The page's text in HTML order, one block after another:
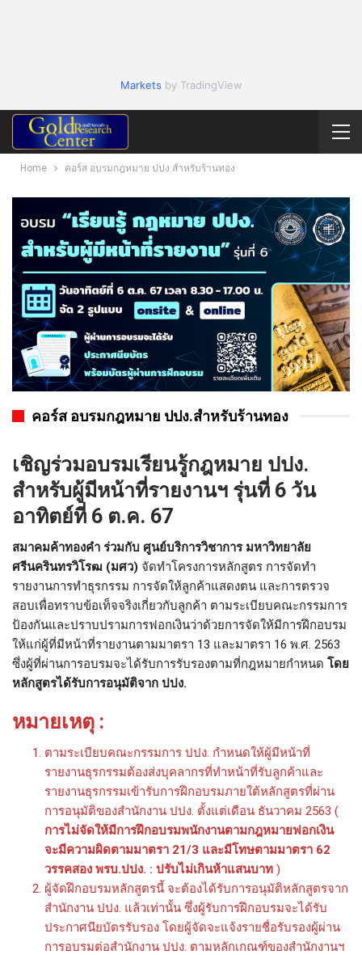
Markets by TradingView
Home คอร์ส อบรมกฎหมาย ปปง.สำหรับร้านทอง
คอร์ส อบรมกฎหมาย ปปง.สำหรับร้านทอง
เชิญร่วมอบรมเรียนรู้กฎหมาย ปปง.
สำหรับผู้มีหน้าที่รายงานฯ รุ่นที่ 6 วัน
อาทิตย์ที่ 6 ต.ค. 67
สมาคมค้าทองคำ ร่วมกับ ศูนย์บริการวิชาการ มหาวิทยาลัย
ศรีนครินทรวิโรฒ (มศว) จัดทำโครงการหลักสูตร การจัดทำ
รายงานการทำธุรกรรม การจัดให้ลูกค้าแสดงตน และการตรวจ
สอบเพื่อทราบข้อเท็จจริงเกี่ยวกับลูกค้า ตามระเบียบคณะกรรมการ
ป้องกันและปราบปรามการฟอกเงินว่าด้วยการจัดให้มีการฝึกอบรม
ให้แก่ผู้ที่มีหน้าที่รายงานตามมาตรา 13 และมาตรา 16 พ.ศ. 2563
ซึ่งผู้ที่ผ่านการอบรมจะได้รับการรับรองตามที่กฎหมายกำหนด โดย
หลักสูตรได้รับการอนุมัติจาก ปปง.
หมายเหตุ :
ตามระเบียบคณะกรรมการ ปปง. กำหนดให้ผู้มีหน้าที่
รายงานธุรกรรมต้องส่งบุคลากรที่ทำหน้าที่รับลูกค้าและ
รายงานธุรกรรมเข้ารับการฝึกอบรมภายใต้หลักสูตรที่ผ่าน
การอนุมัติของสำนักงาน ปปง. ตั้งแต่เดือน ธันวาคม 2563 (
การไม่จัดให้มีการฝึกอบรมพนักงานตามกฎหมายฟอกเงิน
จะมีความผิดตามมาตรา 21/3 และมีโทษตามมาตรา 62
วรรคสอง พรบ.ปปง. : ปรับไม่เกินห้าแสนบาท )
ผู้จัดฝึกอบรมหลักสูตรนี้ จะต้องได้รับการอนุมัติหลักสูตรจาก
สำนักงาน ปปง. แล้วเท่านั้น ซึ่งผู้รับการฝึกอบรมจะได้รับ
ประกาศนียบัตรรับรอง โดยผู้จัดจะแจ้งรายชื่อรับรองผู้ผ่าน
การอบรมต่อสำนักงาน ปปง. ตามหลักเกณฑ์ของสำนักงานฯ